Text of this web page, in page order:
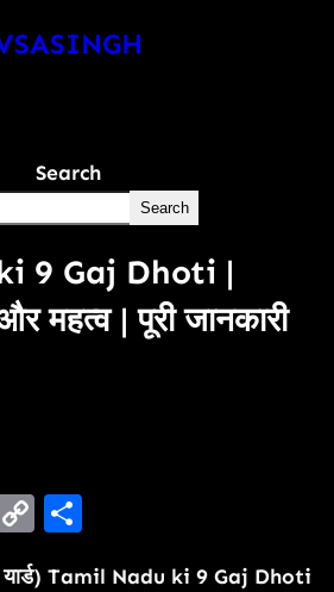
Search
Search
9 Gaj Dhoti |
महत्व | पूरी जानकारी
Copy
Tamil Nadu ki 9 Gaj Dhoti